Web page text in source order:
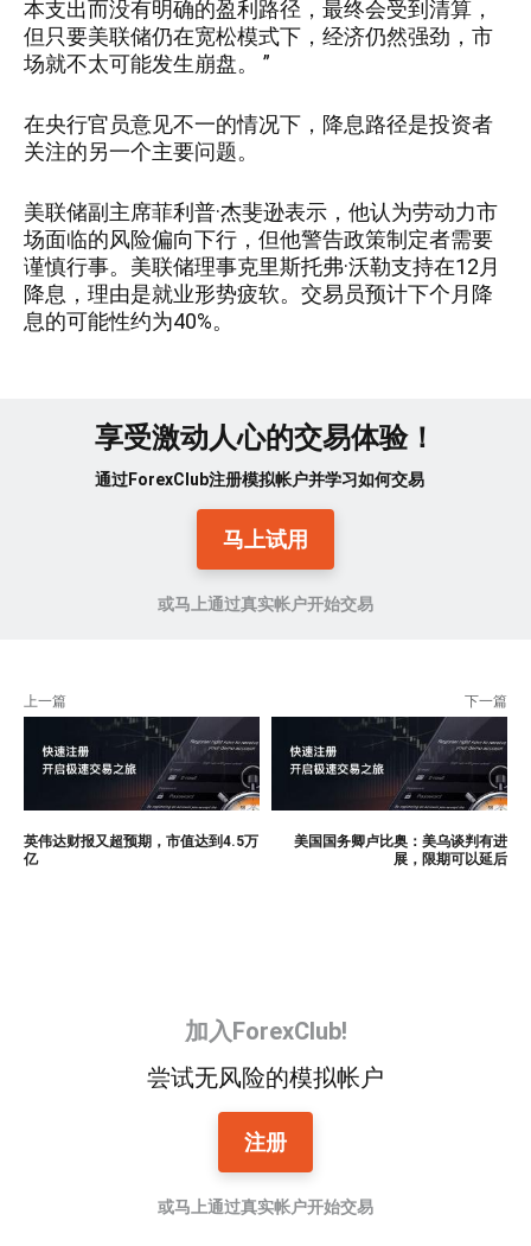
本支出而没有明确的盈利路径，最终会受到清算，
但只要美联储仍在宽松模式下，经济仍然强劲，市
场就不太可能发生崩盘。 ”
在央行官员意见不一的情况下，降息路径是投资者
关注的另一个主要问题。
美联储副主席菲利普·杰斐逊表示，他认为劳动力市
场面临的风险偏向下行，但他警告政策制定者需要
谨慎行事。美联储理事克里斯托弗·沃勒支持在12月
降息，理由是就业形势疲软。交易员预计下个月降
息的可能性约为40%。
享受激动人心的交易体验！
通过ForexClub注册模拟帐户并学习如何交易
马上试用
或马上通过真实帐户开始交易
上一篇
英伟达财报又超预期，市值达到4.5万
亿
下一篇
美国国务卿卢比奥：美乌谈判有进
展，限期可以延后
加入ForexClub!
尝试无风险的模拟帐户
注册
或马上通过真实帐户开始交易